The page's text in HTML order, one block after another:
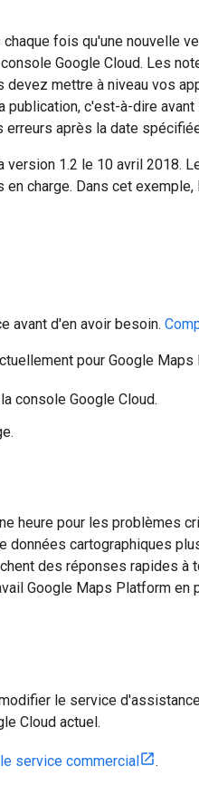
fois qu'une nouvelle
Google Cloud. Les
devez mettre à niveau vos
publication, c'est-à-dire
erreurs après la date
version 1.2 le 10 avril 2018.
charge. Dans cet
avant d'en avoir besoin.
pour Google Maps
console Google Cloud.
heure pour les problèmes
données cartographiques
des réponses rapides à
Google Maps Platform en
le service
Cloud actuel.
service commercial .